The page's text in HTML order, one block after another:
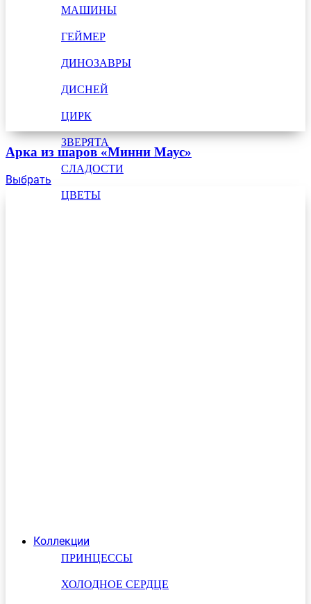
МАШИНЫ
ГЕЙМЕР
ДИНОЗАВРЫ
ДИСНЕЙ
ЦИРК
ЗВЕРЯТА
СЛАДОСТИ
ЦВЕТЫ
Коллекции
ПРИНЦЕССЫ
ХОЛОДНОЕ СЕРДЦЕ
Арка из шаров «Минни Маус»
Выбрать